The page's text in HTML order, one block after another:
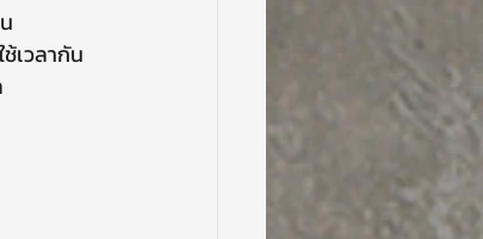
เวลากัน